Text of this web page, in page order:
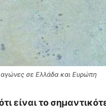
σε Ελλάδα και Ευρώπη
είναι το